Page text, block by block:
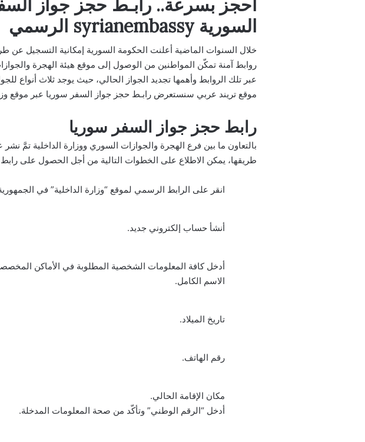
السورية syrianembassy الرسمي
خلال السنوات الماضية أعلنت الحكومة السورية إمكانية التسجيل عن
روابط آمنة تمكّن المواطنين من الوصول إلى موقع هيئة الهجرة
عبر تلك الروابط وأهمها تجديد الجواز الحالي، حيث يوجد ثلاث
موقع تريند عربي سنستعرض رابـط حجز جواز السفر سوريا عبر موقع
رابط حجز جواز السفر سوريا
بالتعاون ما بين فرع الهجرة والجوازات السوري ووزارة الداخلية تمَّ
طريقها، يمكن الاطلاع على الخطوات التالية من أجل الحصول على
انقر على الرابط الرسمي لموقع “وزارة الداخلية” في
أنشأ حساب إلكتروني جديد.
أدخل كافة المعلومات الشخصية المطلوبة في الأماكن
الاسم الكامل.
تاريخ الميلاد.
رقم الهاتف.
مكان الإقامة الحالي.
أدخل “الرقم الوطني” وتأكّد من صحة المعلومات المدخلة.